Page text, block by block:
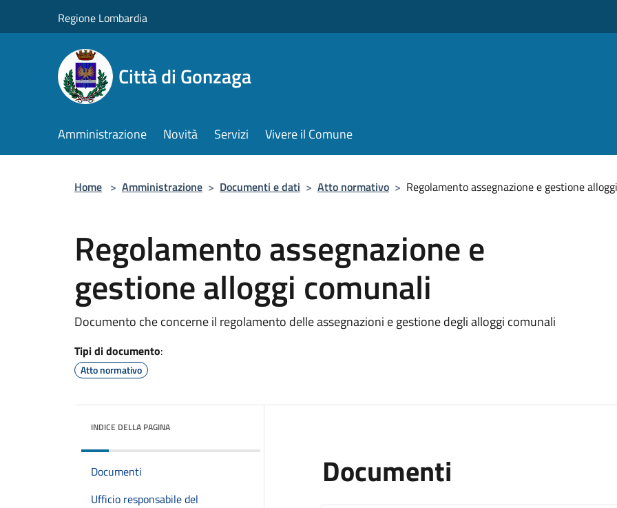
Regione Lombardia
Città di Gonzaga
Amministrazione Novità Servizi Vivere il Comune
Home > Amministrazione > Documenti e dati > Atto normativo > Regolamento assegnazione e gestione
Regolamento assegnazione e
gestione alloggi comunali
Documento che concerne il regolamento delle assegnazioni e gestione degli alloggi comunali
Tipi di documento:
Atto normativo
INDICE DELLA PAGINA
Documenti
Ufficio responsabile del
Documenti